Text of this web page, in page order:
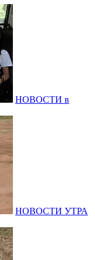
НОВОСТИ в
НОВОСТИ УТРА